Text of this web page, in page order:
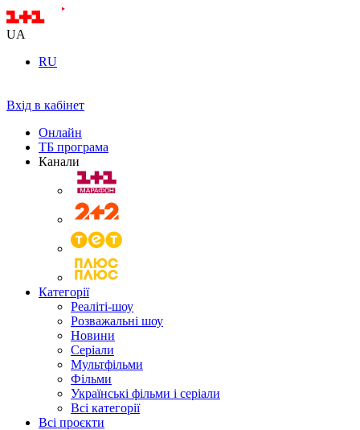
UA
RU
Вхід в кабінет
Онлайн
ТБ програма
Канали
Категорії
Реаліті-шоу
Розважальні шоу
Новини
Серіали
Мультфільми
Фільми
Українські фільми і серіали
Всі категорії
Всі проєкти